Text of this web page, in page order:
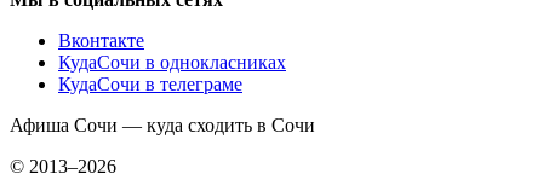
Вконтакте
КудаСочи в однокласниках
КудаСочи в телеграме
Афиша Сочи — куда сходить в Сочи
© 2013–2026